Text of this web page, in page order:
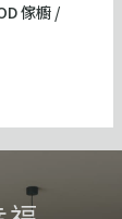
傢櫥 /